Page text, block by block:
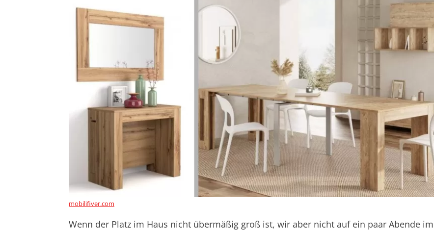
mobilifiver.com
Wenn der Platz im Haus nicht übermäßig groß ist, wir aber nicht auf ein paar Abende im